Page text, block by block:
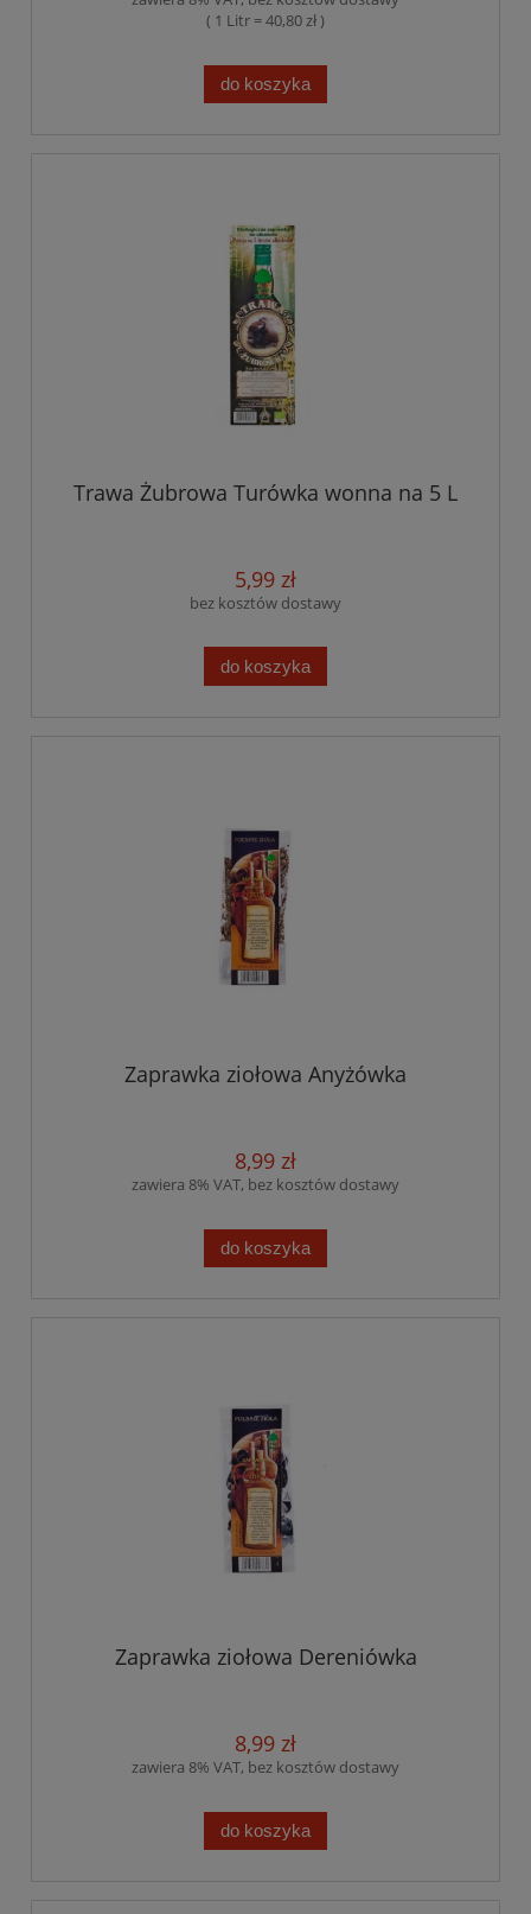
( 1 Litr = 40,80 zł )
do koszyka
Trawa Żubrowa Turówka wonna na 5 L
5,99 zł
bez kosztów dostawy
do koszyka
Zaprawka ziołowa Anyżówka
8,99 zł
zawiera 8% VAT, bez kosztów dostawy
do koszyka
Zaprawka ziołowa Dereniówka
8,99 zł
zawiera 8% VAT, bez kosztów dostawy
do koszyka